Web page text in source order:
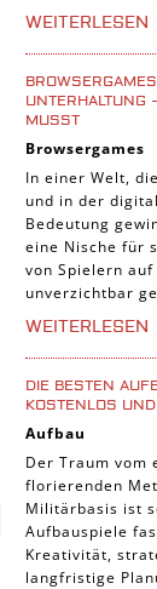
Abenteuer
Online Spiele
3-Gewinnt
Trading Card
Manager
WEITERLESEN
MUSST
Browsergames
In einer Welt,
und in der
Bedeutung
eine Nische für
von Spielern
unverzichtbar
WEITERLESEN
DIE BESTEN
KOSTENLOS
Aufbau
Der Traum vom
florierenden
Militärbasis ist
Aufbauspiele
Kreativität,
langfristige